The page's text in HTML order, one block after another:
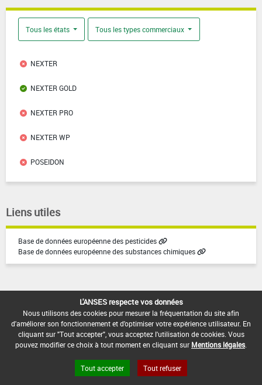
Tous les états Tous les types commerciaux
NEXTER
NEXTER GOLD
NEXTER PRO
NEXTER WP
POSEIDON
Liens utiles
Base de données européenne des pesticides
Base de données européenne des substances chimiques
Version du produit : v9.1
L'ANSES respecte vos données
Nous utilisons des cookies pour mesurer la fréquentation du site afin
d'améliorer son fonctionnement et d'optimiser votre expérience utilisateur. En
cliquant sur "Tout accepter", vous acceptez l'utilisation de cookies. Vous
pouvez modifier ce choix à tout moment en cliquant sur Mentions légales
Tout accepter Tout refuser